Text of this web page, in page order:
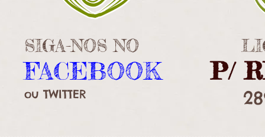
SIGA-NOS NO
FACEBOOK
​ou TWI​TTER
P/